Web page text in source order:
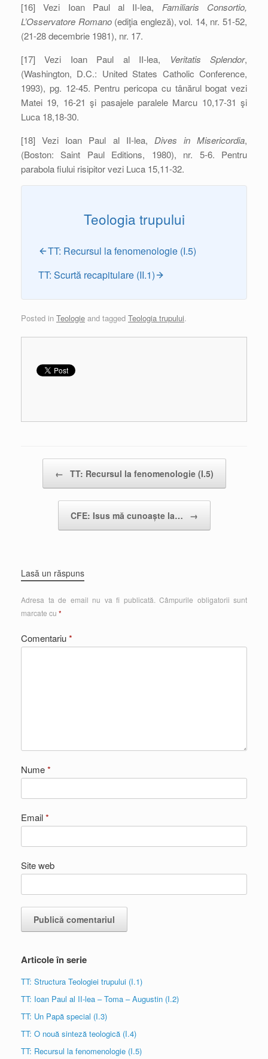
[16] Vezi Ioan Paul al II-lea, Familiaris Consortio,
L’Osservatore Romano(ediţia engleză), vol. 14, nr. 51-52,
(21-28 decembrie 1981), nr. 17.
[17] Vezi Ioan Paul al II-lea,
Veritatis Splendor,
(Washington, D.C.: United States Catholic Conference,
1993), pg. 12-45. Pentru pericopa cu tânărul bogat vezi
Matei 19, 16-21 şi pasajele paralele Marcu 10,17-31 şi
Luca 18,18-30.
[18] Vezi Ioan Paul al II-lea, Dives in Misericordia,
(Boston: Saint Paul Editions, 1980), nr. 5-6. Pentru
parabola fiului risipitor vezi Luca 15,11-32.
Teologia trupului
TT: Recursul la fenomenologie (I.5)
TT: Scurtă recapitulare (II.1)
Posted in Teologie and tagged Teologia trupului.
← TT: Recursul la fenomenologie (I.5)
CFE: Isus mă cunoaște la… →
Lasă un răspuns
Adresa ta de email nu va fi publicată. Câmpurile obligatorii sunt
marcate cu *
Comentariu*
Nume*
Email*
Site web
Articole în serie
TT: Structura Teologiei trupului (I.1)
TT: Ioan Paul al II-lea – Toma – Augustin (I.2)
TT: Un Papă special (I.3)
TT: O nouă sinteză teologică (I.4)
TT: Recursul la fenomenologie (I.5)